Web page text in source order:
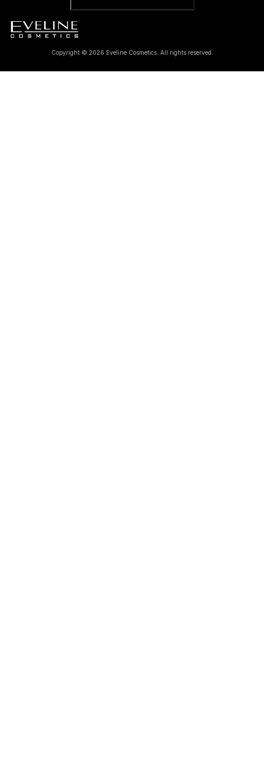
Copyright © 2026 Eveline Cosmetics. All rights reserved.